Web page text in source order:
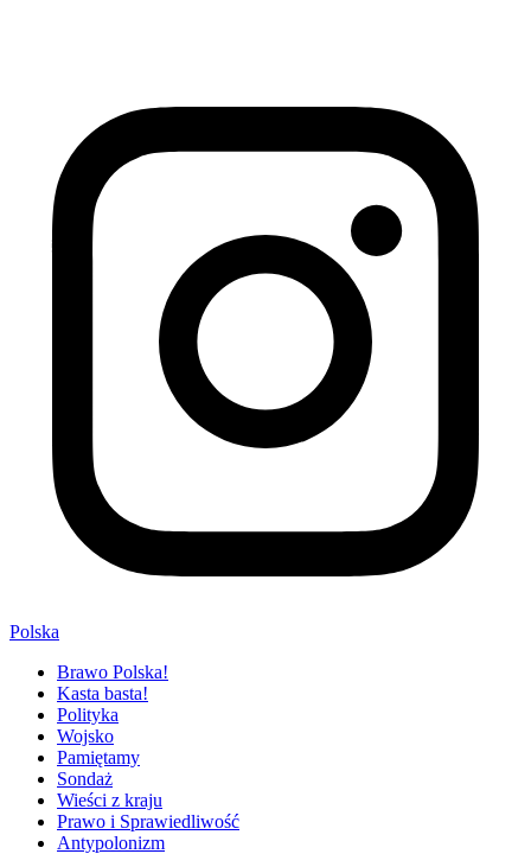
Polska
Brawo Polska!
Kasta basta!
Polityka
Wojsko
Pamiętamy
Sondaż
Wieści z kraju
Prawo i Sprawiedliwość
Antypolonizm